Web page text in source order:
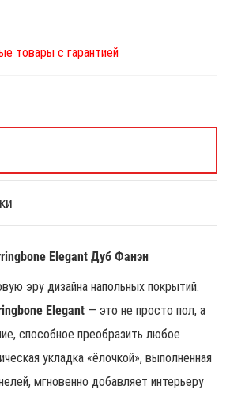
товары с гарантией
Elegant Дуб Фанэн
эру дизайна напольных покрытий.
Elegant — это не просто пол, а
способное преобразить любое
укладка «ёлочкой», выполненная
мгновенно добавляет интерьеру